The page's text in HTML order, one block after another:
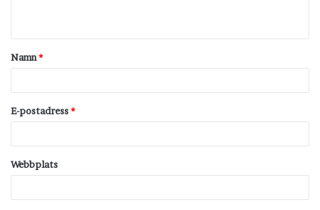
t
a
Namn*
E-postadress*
Webbplats